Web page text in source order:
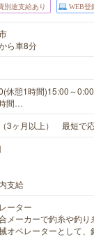
別途支給あり WEB登
ら車8分
休憩1時間)15:00～
間…
3ヶ月以上） 最短で
支給
ーター
メーカーで釣糸や釣
オペレーターとして